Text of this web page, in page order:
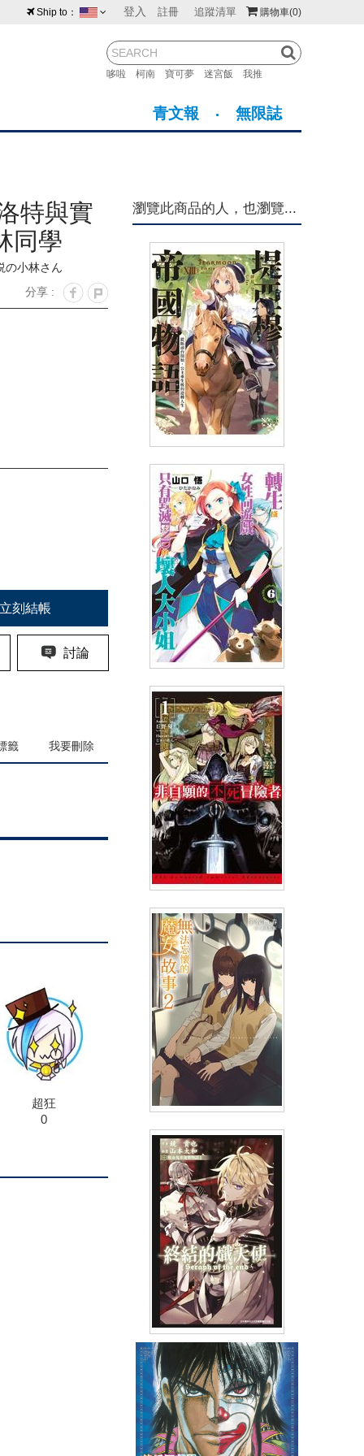
購物車(0)
登入 註冊 追蹤清單
哆啦 柯南 寶可夢 迷宮飯 我推
Ship to：
紐西蘭 馬來西亞
澳門 菲律賓
青文報 無限誌
特與實
同學
の小林さん
分享 :
立刻結帳
討論
籤 我要刪除
超狂
0
瀏覽此商品的人，也瀏覽...
輕小說 堤亞穆帝國物語(13)~從
斷頭台開始，公主重生後的逆轉
人生~
NT$240 90折 NT$216 (USD7.17)
輕小說 轉生成女性向遊戲只有
毀滅END的壞人大小姐(06)限定
版
NT$270 90折 NT$243 (USD8.07)
輕小說 非自願的不死冒險者(01)
限定版
NT$260 90折 NT$234 (USD 7.77)
輕小說 無法忘懷的魔女故事(02)
NT$240 90折 NT$216 (USD7.17)
輕小說 終結的熾天使 吸血鬼米
迦樂物語(01)
NT$220 90折 NT$198 (USD6.57)